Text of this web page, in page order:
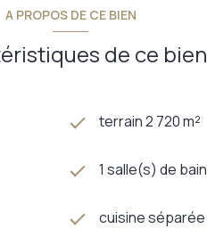
A PROPOS DE CE BIEN
de ce bien
terrain 2 720 m²
1 salle(s) de bain
cuisine séparée